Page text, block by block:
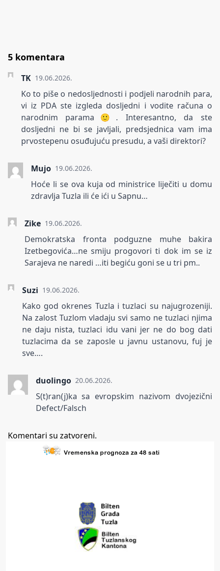
5 komentara
TK 19.06.2026.
Ko to piše o nedosljednosti i podjeli narodnih para,
vi iz PDA ste izgleda dosljedni i vodite računa o
narodnim parama🙂. Interesantno, da ste
dosljedni ne bi se javljali, predsjednica vam ima
prvostepenu osuđujuću presudu, a vaši direktori?
Mujo 19.06.2026.
Hoće li se ova kuja od ministrice liječiti u domu
zdravlja Tuzla ili će ići u Sapnu…
Zike 19.06.2026.
Demokratska fronta podguzne muhe bakira
Izetbegovića…ne smiju progovori ti dok im se iz
Sarajeva ne naredi …iti begiću goni se u tri pm..
Suzi 19.06.2026.
Kako god okrenes Tuzla i tuzlaci su najugrozeniji.
Na zalost Tuzlom vladaju svi samo ne tuzlaci njima
ne daju nista, tuzlaci idu vani jer ne do bog dati
tuzlacima da se zaposle u javnu ustanovu, fuj je
sve….
duolingo 20.06.2026.
S(t)ran(j)ka sa evropskim nazivom dvojezični
Defect/Falsch
Komentari su zatvoreni.